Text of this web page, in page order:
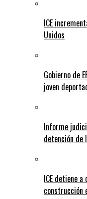
ICE
Unidos
Gobierno de
joven
Informe
detención de
ICE detiene
construcción